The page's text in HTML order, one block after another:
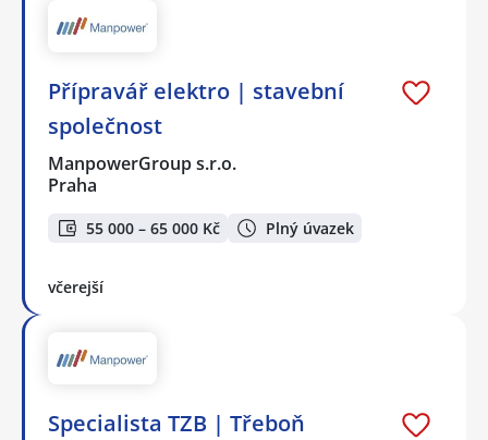
Přípravář elektro | stavební
společnost
ManpowerGroup s.r.o.
Praha
55 000 – 65 000 Kč Plný úvazek
včerejší
Specialista TZB | Třeboň